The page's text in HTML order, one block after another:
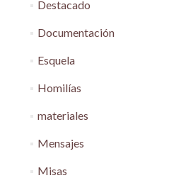
Destacado
Documentación
Esquela
Homilías
materiales
Mensajes
Misas